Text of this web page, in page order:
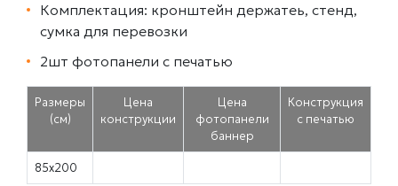
Комплектация: кронштейн держатеь, стенд,
сумка для перевозки
2шт фотопанели с печатью
Размеры
(см)
Цена
конструкции
Цена
фотопанели
баннер
Конструкция
с печатью
85х200